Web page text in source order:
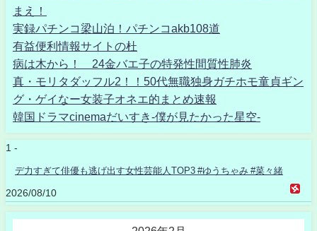
まえ！
実録パチンコ梁山泊！パチンコakb108道
有益便利情報サイトの杜
病は木から！ 24金バエ子の特発性間質性肺炎
真・モリタダッフル2！！50代無職独身ガチホモ童貞ギン
グ・ゲイなー女装子オネエ的まとめ速報
韓国ドラマcinemaだいすき-僕が見たかった星空-
1 -
デ力すぎて俳優も逃げ出す女性芸能人TOP3 #ゆうちゃみ #菜々緒
2026/08/10